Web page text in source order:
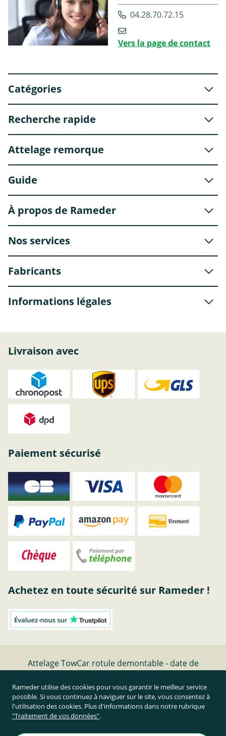
04.28.70.72.15
Vers la page de contact
Catégories
Recherche rapide
Attelage remorque
Guide
À propos de Rameder
Nos services
Fabricants
Informations légales
Livraison avec
Paiement sécurisé
Achetez en toute sécurité sur Rameder !
Attelage TowCar rotule demontable - date de
Résilier le contrat
Prix TTC et hors frais de port
Rameder utilise des cookies pour vous garantir le meilleur service
possible. Si vous continuez à naviguer sur le site, vous consentez à
l'utilisation des cookies. Plus d'informations dans notre rubrique
"Traitement de vos données".